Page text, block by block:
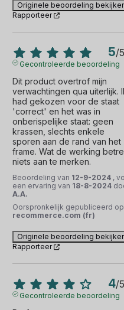
Originele beoordeling
Rapporteer
5/5
Gecontroleerde beoordeling
Dit product overtrof mijn
verwachtingen qua uiterlijk.
had gekozen voor de staat
'correct' en het was in
onberispelijke staat: geen
krassen, slechts enkele
sporen aan de rand van het
frame. Wat de werking
niets aan te merken.
Beoordeling van 12-9-2024 ,
een ervaring van 18-8-2024
A.A.
Oorspronkelijk gepubliceerd op
recommerce.com (fr)
Originele beoordeling
Rapporteer
4/5
Gecontroleerde beoordeling